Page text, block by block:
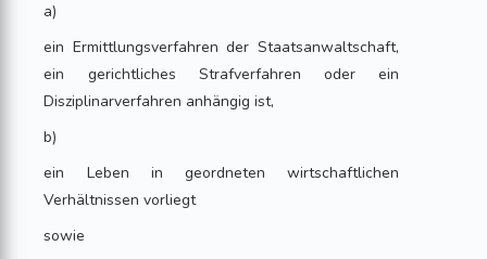
a)
ein Ermittlungsverfahren der Staatsanwaltschaft,
ein gerichtliches Strafverfahren oder ein
Disziplinarverfahren anhängig ist,
b)
ein Leben in geordneten wirtschaftlichen
Verhältnissen vorliegt
sowie